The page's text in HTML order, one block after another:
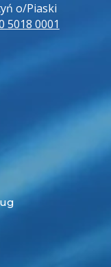
o/Piaski
5018 0001